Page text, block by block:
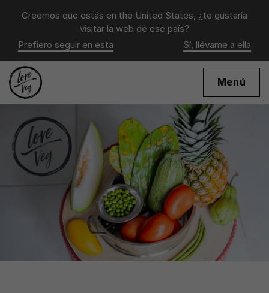
Creemos que estás en the United States, ¿te gustaría
visitar la web de ese país?
Prefiero seguir en esta
Sí, llévame a ella
Menú